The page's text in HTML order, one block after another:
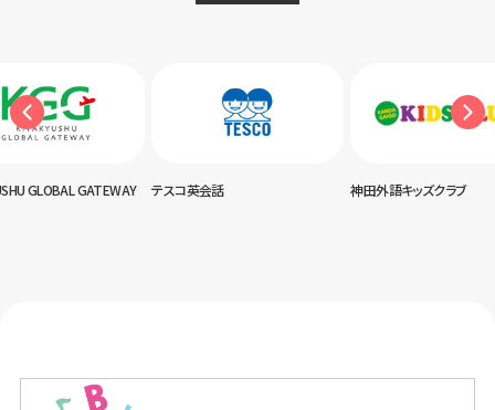
GLOBAL GATEWAY テスコ英会話 神田外語キッズクラブ